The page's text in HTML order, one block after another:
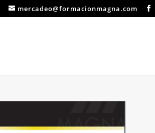
mercadeo@formacionmagna.com